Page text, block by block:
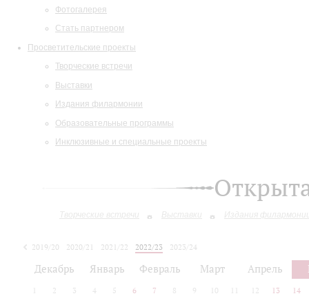
Фотогалерея
Стать партнером
Просветительские проекты
Творческие встречи
Выставки
Издания филармонии
Образовательные программы
Инклюзивные и специальные проекты
Творческие встречи Выставки Издания
2019/20 2020/21 2021/22 2022/23
2023/24
Декабрь Январь Февраль Март Апрель
2 3 4 5 6 7 8 9 10 12 13 14